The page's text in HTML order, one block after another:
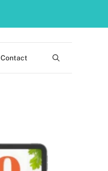
Contact